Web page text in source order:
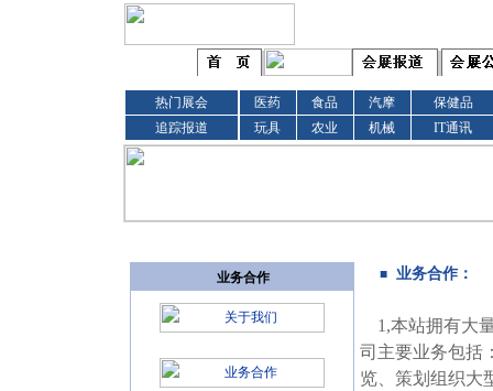
热门展会 医药 食品 汽摩
保健品
追踪报道
玩具 农业 机械 IT通讯
业务合作 ■ 业务合作：
1,本站拥有大
司主要业务包括
览、策划组织大